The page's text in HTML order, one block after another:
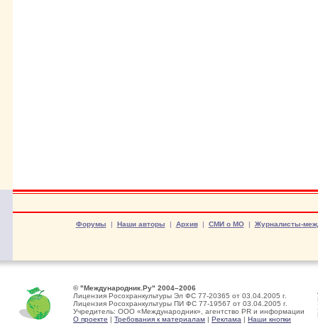
Форумы | Наши авторы | Архив| СМИ о МО| Журналисты-
© "Международник.Ру" 2004–2006
Лицензия Росохранкультуры Эл ФС 77-20365 от 03.04.2005 г.
Лицензия Росохранкультуры ПИ ФС 77-19567 от 03.04.2005 г.
Учредитель: ООО «Международник», агентство PR и информации
О проекте | Требования к материалам | Реклама | Наши кнопки